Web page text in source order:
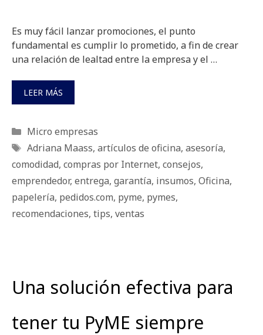
Es muy fácil lanzar promociones, el punto
fundamental es cumplir lo prometido, a fin de crear
una relación de lealtad entre la empresa y el …
LEER MÁS
Categorías
Micro empresas
Etiquetas
Adriana Maass, artículos de oficina, asesoría,
comodidad, compras por Internet, consejos,
emprendedor, entrega, garantía, insumos, Oficina,
papelería, pedidos.com, pyme, pymes,
recomendaciones, tips, ventas
Una solución efectiva para
tener tu PyME siempre